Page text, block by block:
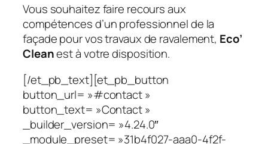
Vous souhaitez faire recours aux
compétences d’un professionnel de la
façade pour vos travaux de ravalement, Eco’
Cleanest à votre disposition.
[/et_pb_text][et_pb_button
button_url= »#contact »
button_text= »Contact »
_builder_version= »4.24.0″
_module_preset= »31b4f027-aaa0-4f2f-